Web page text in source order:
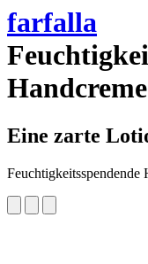
farfalla
Eine zarte
Feuchtigkeitsspendende